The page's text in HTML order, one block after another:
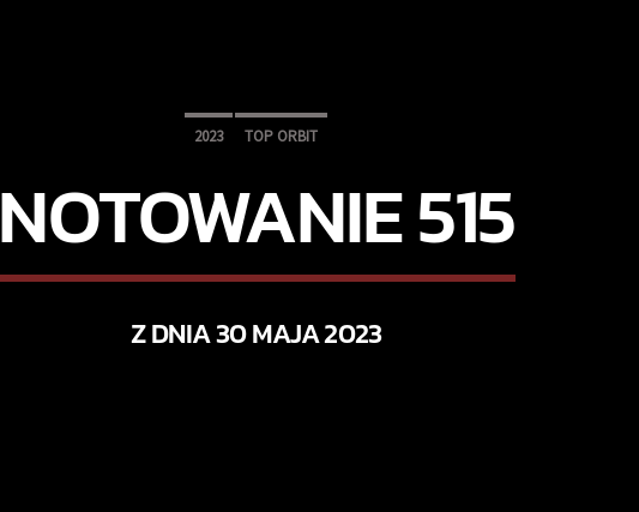
2023 TOP ORBIT
NOTOWANIE 515
Z DNIA 30 MAJA 2023